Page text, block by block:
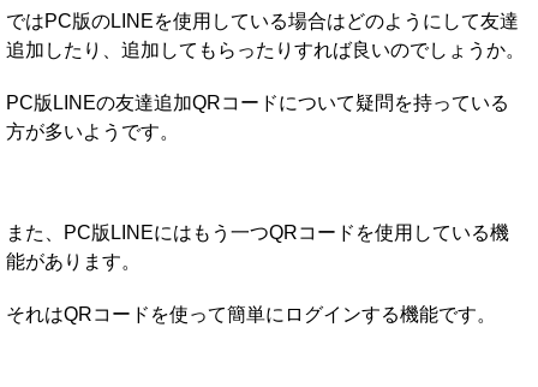
ではPC版のLINEを使用している場合はどのようにして友達
追加したり、追加してもらったりすれば良いのでしょうか。
PC版LINEの友達追加QRコードについて疑問を持っている
方が多いようです。
また、PC版LINEにはもう一つQRコードを使用している機
能があります。
それはQRコードを使って簡単にログインする機能です。